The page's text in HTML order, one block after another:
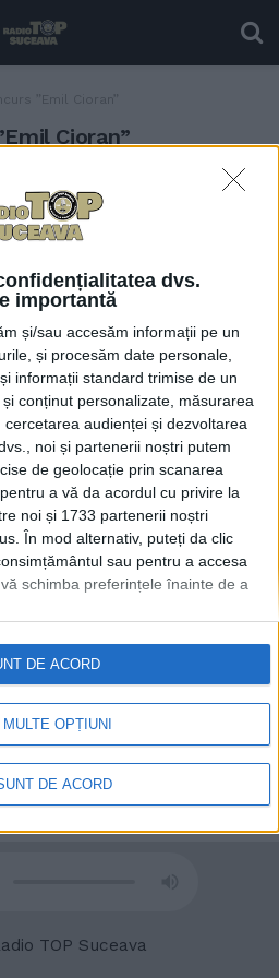
dvs.
importantă
și/sau accesăm informații pe un
și procesăm date personale,
informații standard trimise de un
conținut personalizate, măsurarea
audienței și dezvoltarea
noi și partenerii noștri putem
de geolocație prin scanarea
a vă da acordul cu privire la
noi și 1733 partenerii noștri
În mod alternativ, puteți da clic
sau pentru a accesa
schimba preferințele înainte de a
moment, revenind la acest site
din partea de jos a
OPȚIUNI
DE ACORD
DE ACORD
”Emil Cioran”
Cioran”
Elevă de la ”Ștefan”, locul I
la un concurs de eseu
filosofic
FM
TOP Suceava